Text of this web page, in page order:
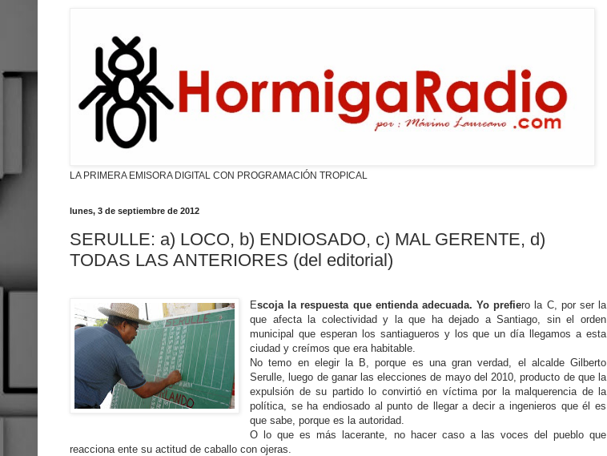
LA PRIMERA EMISORA DIGITAL CON PROGRAMACIÓN TROPICAL
lunes, 3 de septiembre de 2012
SERULLE: a) LOCO, b) ENDIOSADO, c) MAL GERENTE, d)
TODAS LAS ANTERIORES (del editorial)
Escoja la respuesta que entienda adecuada. Yo prefiero la C, por ser la
que afecta la colectividad y la que ha dejado a Santiago, sin el orden
municipal que esperan los santiagueros y los que un día llegamos a esta
ciudad y creímos que era habitable.
No temo en elegir la B, porque es una gran verdad, el alcalde Gilberto
Serulle, luego de ganar las elecciones de mayo del 2010, producto de que la
expulsión de su partido lo convirtió en víctima por la malquerencia de la
política, se ha endiosado al punto de llegar a decir a ingenieros que él es
que sabe, porque es la autoridad.
O lo que es más lacerante, no hacer caso a las voces del pueblo que
reacciona ente su actitud de caballo con ojeras.